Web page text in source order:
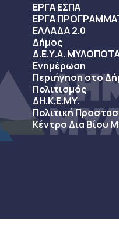
ΕΡΓΑ ΕΣΠΑ
ΕΡΓΑ
ΕΛΛΑΔΑ 2.0
Δήμος
Δ.Ε.Υ.Α.
Ενημέρωση
Περιήγηση στο
Πολιτισμός
ΔΗ.Κ.Ε.ΜΥ.
Πολιτική
Κέντρο Δια Βίου